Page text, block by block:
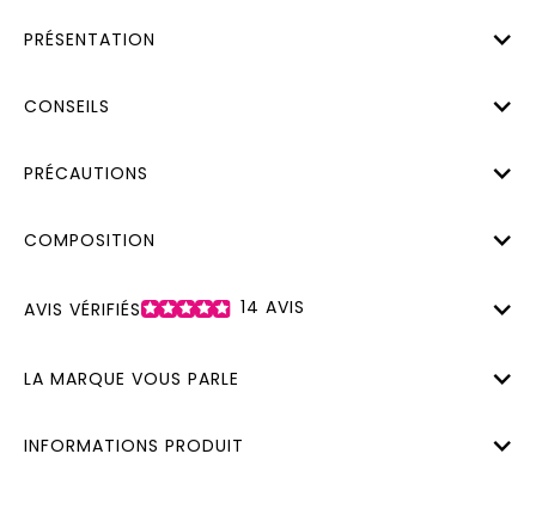
PRÉSENTATION
CONSEILS
PRÉCAUTIONS
COMPOSITION
AVIS VÉRIFIÉS 14 AVIS
LA MARQUE VOUS PARLE
INFORMATIONS PRODUIT